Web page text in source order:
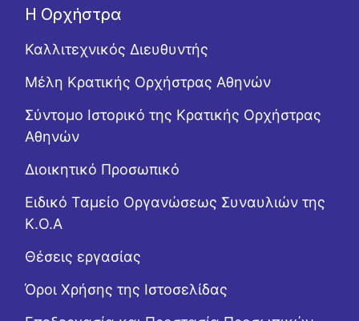
Η Ορχήστρα
Καλλιτεχνικός Διευθυντής
Μέλη Κρατικής Ορχήστρας Αθηνών
Σύντομο Ιστορικό της Κρατικής Ορχήστρας
Αθηνών
Διοικητικό Προσωπικό
Ειδικό Ταμείο Οργανώσεως Συναυλιών της
Κ.Ο.Α
Θέσεις εργασίας
Όροι Χρήσης της Ιστοσελίδας